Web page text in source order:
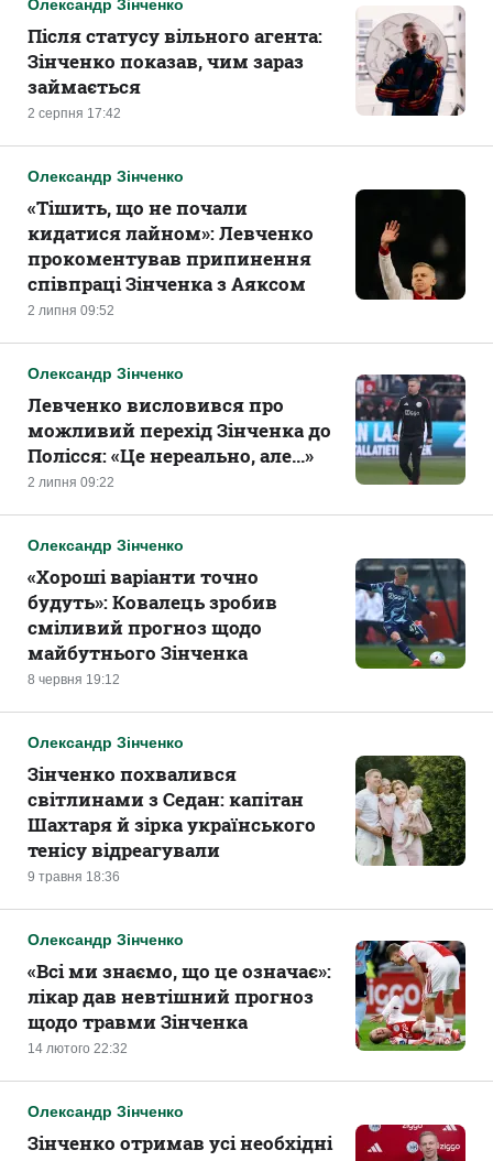
Олександр Зінченко
2 серпня 17:42
Після статусу вільного агента:
Зінченко показав, чим зараз
займається
Олександр Зінченко
2 липня 09:52
«Тішить, що не почали
кидатися лайном»: Левченко
прокоментував припинення
співпраці Зінченка з Аяксом
Олександр Зінченко
2 липня 09:22
Левченко висловився про
можливий перехід Зінченка до
Полісся: «Це нереально, але...»
Олександр Зінченко
8 червня 19:12
«Хороші варіанти точно
будуть»: Ковалець зробив
сміливий прогноз щодо
майбутнього Зінченка
Олександр Зінченко
9 травня 18:36
Зінченко похвалився
світлинами з Седан: капітан
Шахтаря й зірка українського
тенісу відреагували
Олександр Зінченко
14 лютого 22:32
«‎Всі ми знаємо, що це означає»:
лікар дав невтішний прогноз
щодо травми Зінченка
Олександр Зінченко
Зінченко отримав усі необхідні